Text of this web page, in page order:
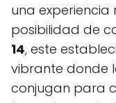
una
posibilidad de
14, este
vibrante donde
conjugan para